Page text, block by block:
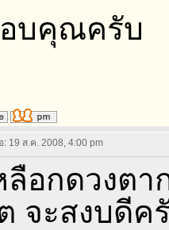
บคุณครับ
: 19 ส.ค. 2008, 4:00 pm
ลือกดวงต
จะสงบดีค